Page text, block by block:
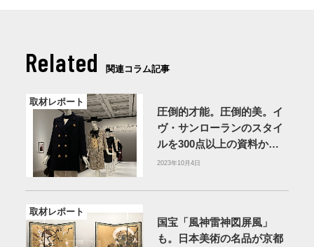
Related 関連コラム記事
取材レポート
圧倒的才能。圧倒的美。イ
ヴ・サンローランのスタイ
ルを300点以上の資料から
紹介【国立新美術館】
2023年10月4日
取材レポート
国宝「風神雷神図屏風」
も。日本美術の名品が京都